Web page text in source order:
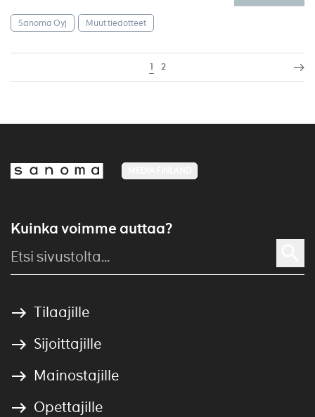
Sanoma Oyj Muut tiedotteet
1 2
Kuinka voimme auttaa?
Tilaajille
Sijoittajille
Mainostajille
Opettajille